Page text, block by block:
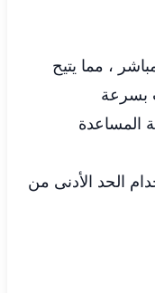
، مما يتيح
بسرعة
المساعدة
الحد الأدنى من